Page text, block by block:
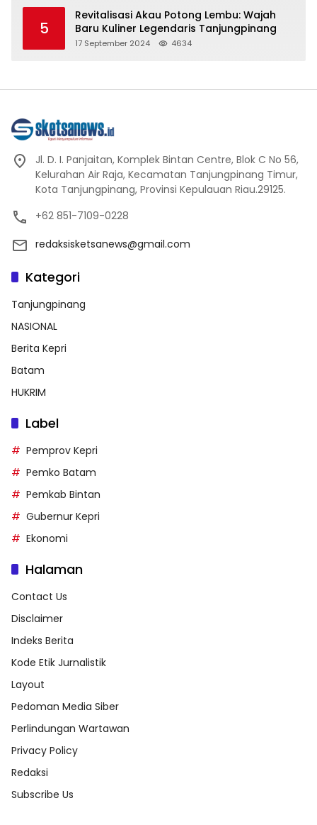
5
Revitalisasi Akau Potong Lembu: Wajah
Baru Kuliner Legendaris Tanjungpinang
17 September 2024 4634
Jl. D. I. Panjaitan, Komplek Bintan Centre, Blok C No 56,
Kelurahan Air Raja, Kecamatan Tanjungpinang Timur,
Kota Tanjungpinang, Provinsi Kepulauan Riau.29125.
+62 851-7109-0228
redaksisketsanews@gmail.com
Kategori
Tanjungpinang
NASIONAL
Berita Kepri
Batam
HUKRIM
Label
Pemprov Kepri
Pemko Batam
Pemkab Bintan
Gubernur Kepri
Ekonomi
Halaman
Contact Us
Disclaimer
Indeks Berita
Kode Etik Jurnalistik
Layout
Pedoman Media Siber
Perlindungan Wartawan
Privacy Policy
Redaksi
Subscribe Us